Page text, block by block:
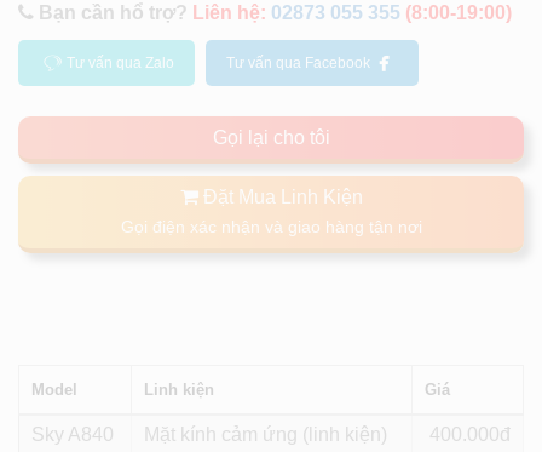
Bạn cần hổ trợ? Liên hệ: 02873 055 355 (8:00-19:00)
Tư vấn qua Zalo Tư vấn qua Facebook
Gọi lại cho tôi
Đặt Mua Linh Kiện
Gọi điện xác nhận và giao hàng tận nơi
Model Linh kiện Giá
Sky A840 Mặt kính cảm ứng (linh kiện) 400